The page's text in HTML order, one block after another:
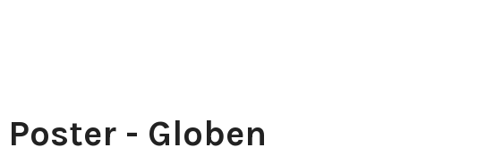
Poster - Globen